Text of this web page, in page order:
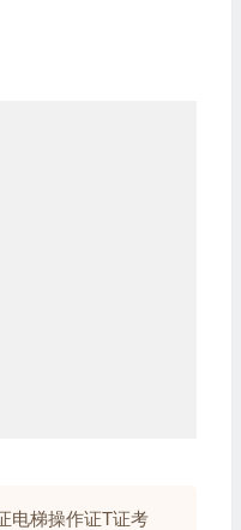
电梯操作证T证考